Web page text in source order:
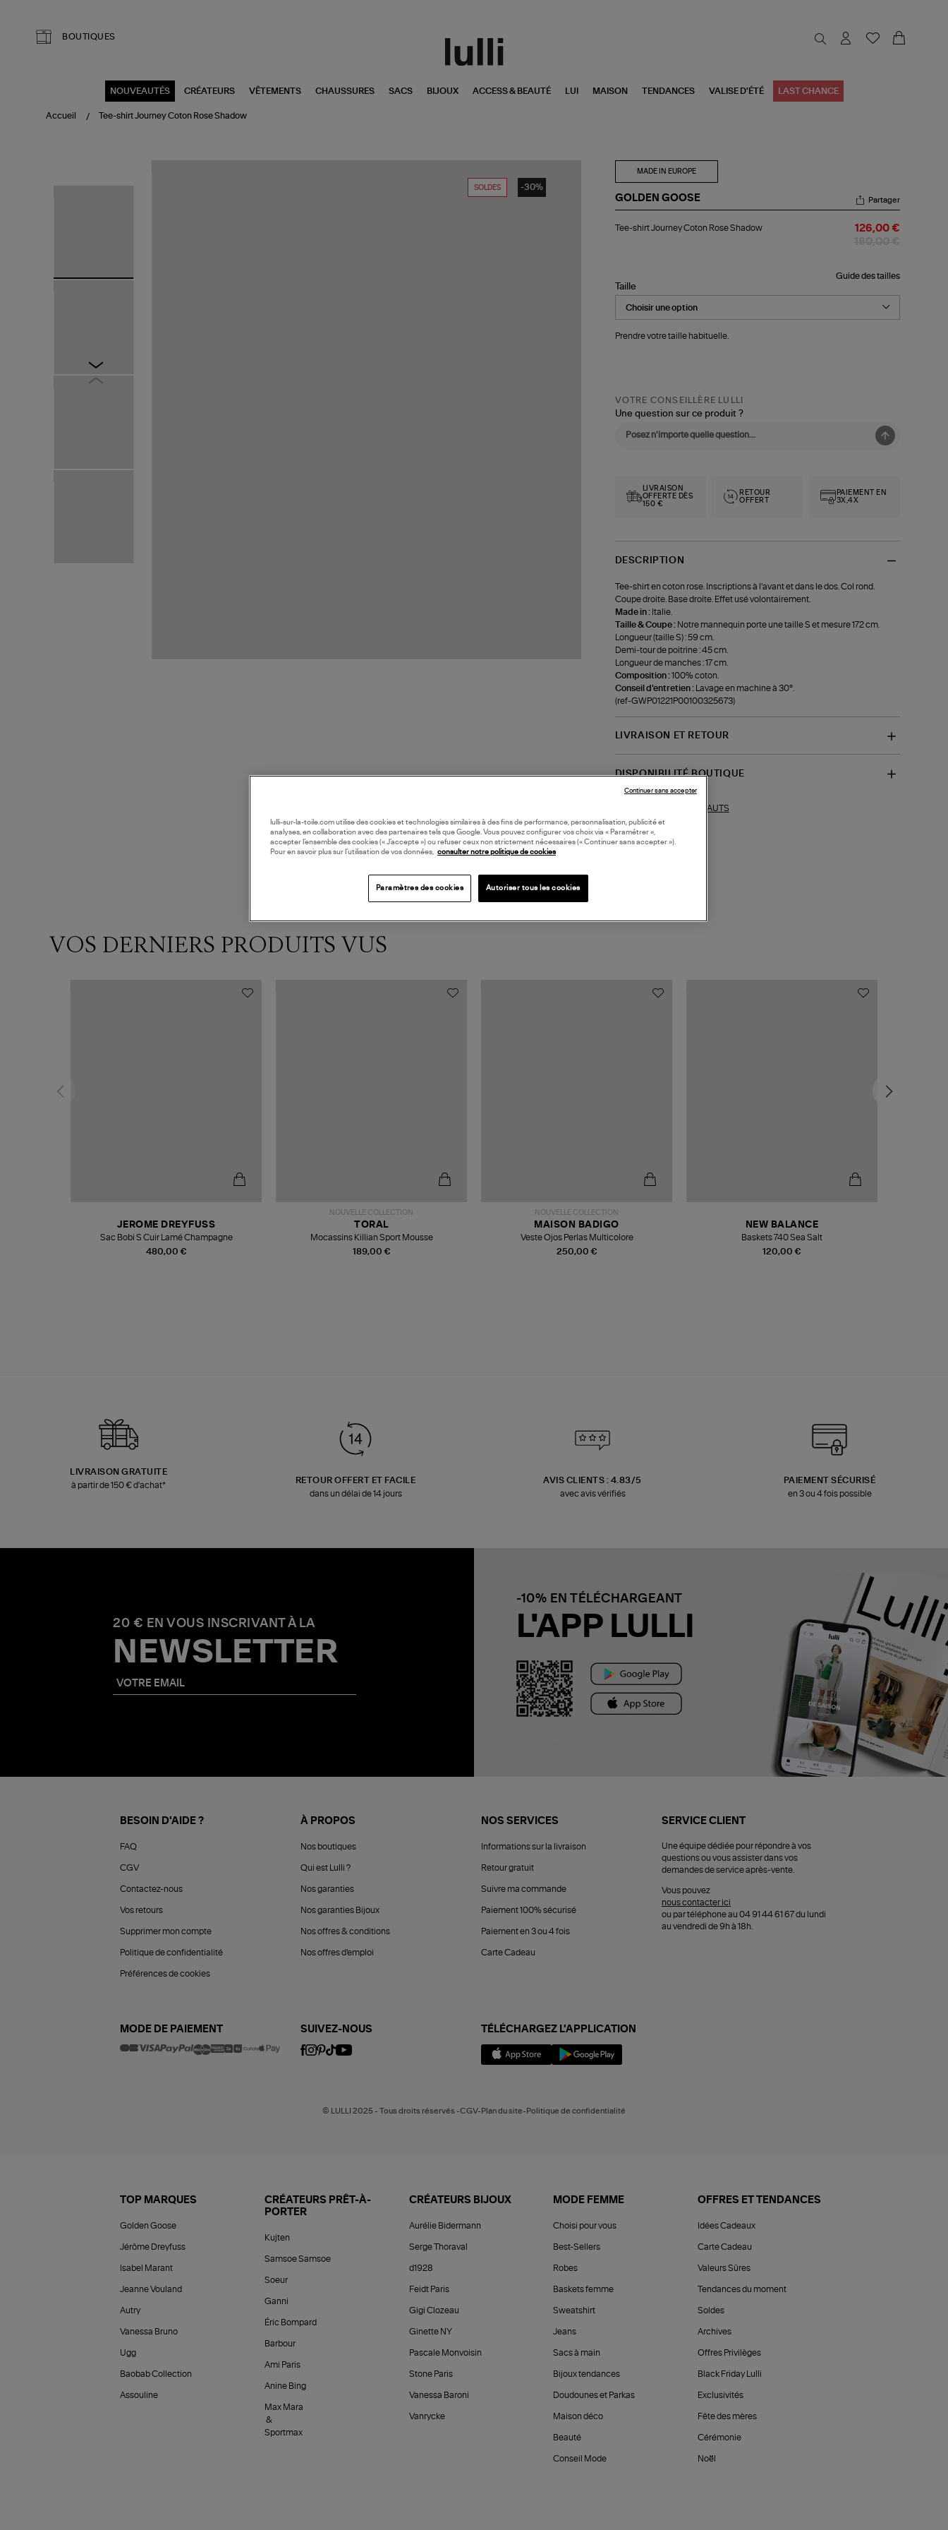
BOUTIQUES
NOUVEAUTÉS CRÉATEURS VÊTEMENTS CHAUSSURES SACS BIJOUX ACCESS & BEAUTÉ LUI MAISON TENDANCES VALISE D'ÉTÉ LAST CHANCE
Accueil Tee-shirt Journey Coton Rose Shadow
SOLDES -30%
MADE IN EUROPE
GOLDEN GOOSE
shirt
Partager
Tee-shirt Journey Coton Rose Shadow 126,00 €
Guide des tailles
Taille
Prendre votre taille habituelle.
VOTRE CONSEILLÈRE LULLI
Une question sur ce produit ?
LIVRAISON
OFFERTE DÈS
150 €
RETOUR
OFFERT
PAIEMENT EN
3X,4X
DESCRIPTION
Tee-shirt en coton rose. Inscriptions à l'avant et dans le dos. Col rond.
Coupe droite. Base droite. Effet usé volontairement.
Made in : Italie.
Taille & Coupe : Notre mannequin porte une taille S et mesure 172 cm.
Longueur (taille S) : 59 cm.
Demi-tour de poitrine : 45 cm.
Longueur de manches : 17 cm.
Composition :100% coton.
Conseil d'entretien :
Lavage en machine à 30°.
(ref-GWP01221P00100325673)
LIVRAISON ET RETOUR
DISPONIBILITÉ BOUTIQUE
HAUTS
VOS DERNIERS PRODUITS VUS
480,00 €
JEROME DREYFUSS
Sac Bobi S Cuir Lamé Champagne
NOUVELLE COLLECTION
189,00 €
TORAL
Mocassins Killian Sport Mousse
NOUVELLE COLLECTION
250,00 €
MAISON BADIGO
Veste Ojos Perlas Multicolore
120,00 €
NEW BALANCE
Baskets 740 Sea Salt
LIVRAISON GRATUITE
à partir de 150 € d'achat*
RETOUR OFFERT ET FACILE
dans un délai de 14 jours
AVIS CLIENTS : 4.83/5
avec avis vérifiés
PAIEMENT SÉCURISÉ
en 3 ou 4 fois possible
20 € EN VOUS INSCRIVANT À LA
NEWSLETTER
-10% EN TÉLÉCHARGEANT
L'APP LULLI
BESOIN D'AIDE ?
FAQ
CGV
Contactez-nous
Vos retours
Supprimer mon compte
Politique de confidentialité
Préférences de cookies
À PROPOS
Nos boutiques
Qui est Lulli ?
Nos garanties
Nos garanties Bijoux
Nos offres & conditions
Nos offres d'emploi
NOS SERVICES
Informations sur la livraison
Retour gratuit
Suivre ma commande
Paiement 100% sécurisé
Paiement en 3 ou 4 fois
Carte Cadeau
SERVICE CLIENT
Une équipe dédiée pour répondre à vos
questions ou vous assister dans vos
demandes de service après-vente.
Vous pouvez
nous contacter ici
ou par téléphone au 04 91 44 61 67 du lundi
au vendredi de 9h à 18h.
MODE DE PAIEMENT SUIVEZ-NOUS TÉLÉCHARGEZ L'APPLICATION
© LULLI 2025 - Tous droits réservés -CGV-Plan du site-Politique de confidentialité
TOP MARQUES
Golden Goose
Jérôme Dreyfuss
Isabel Marant
Jeanne Vouland
Autry
Vanessa Bruno
Ugg
Baobab Collection
Assouline
CRÉATEURS PRÊT-À-
PORTER
Kujten
Samsoe Samsoe
Soeur
Ganni
Éric Bompard
Barbour
Ami Paris
Anine Bing
Max Mara
&
Sportmax
CRÉATEURS BIJOUX
Aurélie Bidermann
Serge Thoraval
d1928
Feidt Paris
Gigi Clozeau
Ginette NY
Pascale Monvoisin
Stone Paris
Vanessa Baroni
Vanrycke
MODE FEMME
Choisi pour vous
Best-Sellers
Robes
Baskets femme
Sweatshirt
Jeans
Sacs à main
Bijoux tendances
Doudounes et Parkas
Maison déco
Beauté
Conseil Mode
OFFRES ET TENDANCES
Idées Cadeaux
Carte Cadeau
Valeurs Sûres
Tendances du moment
Soldes
Archives
Offres Privilèges
Black Friday Lulli
Exclusivités
Fête des mères
Cérémonie
Noël
lulli-sur-la-toile.com utilise des cookies et technologies similaires à des fins de performance, personnalisation, publicité et
analyses, en collaboration avec des partenaires tels que Google. Vous pouvez configurer vos choix via « Paramétrer »,
accepter l’ensemble des cookies (« J’accepte ») ou refuser ceux non strictement nécessaires (« Continuer sans accepter »).
Pour en savoir plus sur l’utilisation de vos données,
consulter notre politique de cookies
Paramètres des cookies Autoriser tous les cookies
Continuer sans accepter